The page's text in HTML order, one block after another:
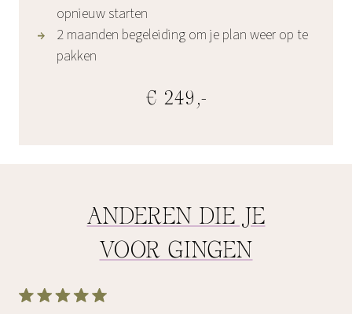
opnieuw starten
2 maanden begeleiding om je plan weer op te
pakken
€ 249,-
ANDEREN DIE JE
VOOR GINGEN